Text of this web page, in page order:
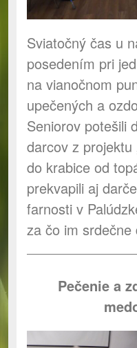
Sviatočný čas u
posedením pri
na vianočnom
upečených a
Seniorov potešili
darcov z
do krabice od
prekvapili aj
farnosti v
za čo im srdečne
Pečenie a